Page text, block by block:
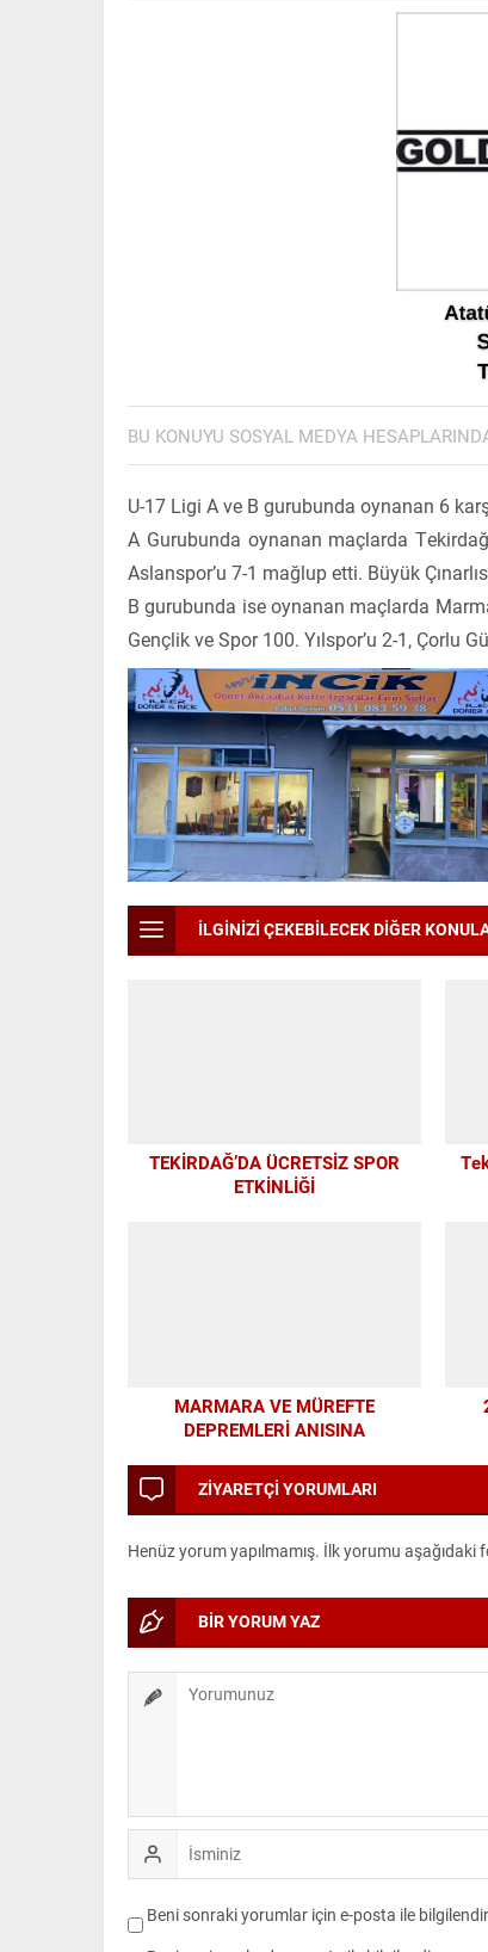
BU KONUYU SOSYAL MEDYA
U-17 Ligi A ve B gurubunda oynanan 6
A Gurubunda oynanan maçlarda
Aslanspor’u 7-1 mağlup etti. Büyük
B gurubunda ise oynanan maçlarda
Gençlik ve Spor 100. Yılspor’u 2-1, Çorlu
İLGİNİZİ ÇEKEBİLECEK DİĞER
TEKİRDAĞ’DA ÜCRETSİZ SPOR
ETKİNLİĞİ
MARMARA VE MÜREFTE
DEPREMLERİ ANISINA
EĞİTİM PROGRAMI
ZİYARETÇİ YORUMLARI
Henüz yorum yapılmamış. İlk yorumu aşağıdaki
BİR YORUM YAZ
Beni sonraki yorumlar için e-posta ile